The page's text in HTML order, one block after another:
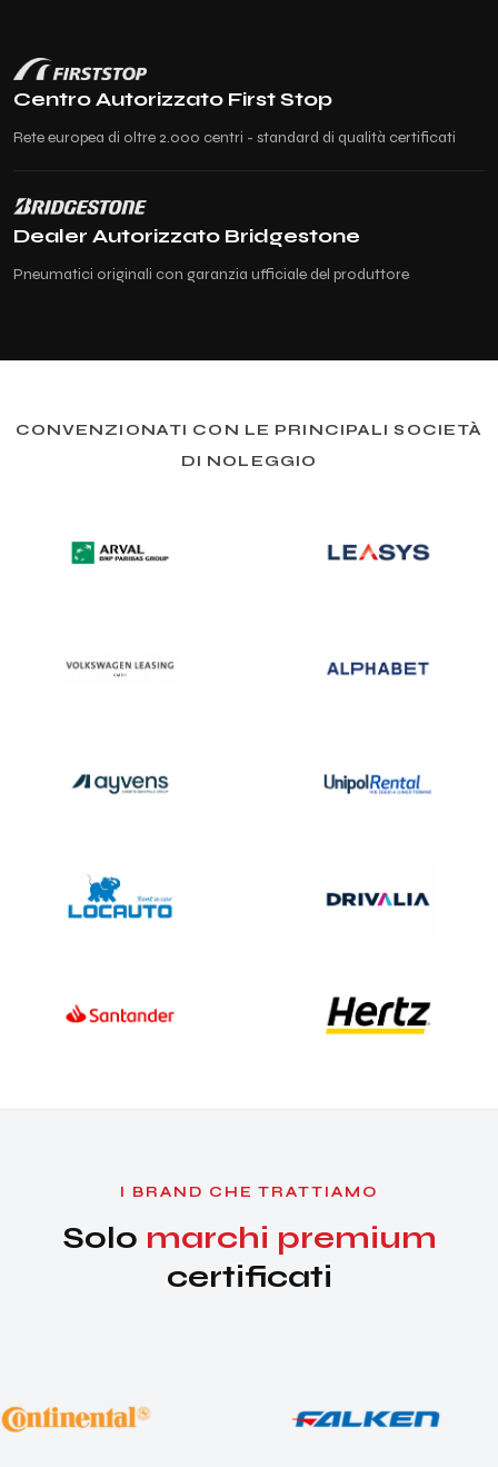
Centro Autorizzato First Stop
Rete europea di oltre 2.000 centri - standard di qualità certificati
Dealer Autorizzato Bridgestone
Pneumatici originali con garanzia ufficiale del produttore
CONVENZIONATI CON LE PRINCIPALI SOCIETÀ
DI NOLEGGIO
I BRAND CHE TRATTIAMO
Solo marchi premium
certificati